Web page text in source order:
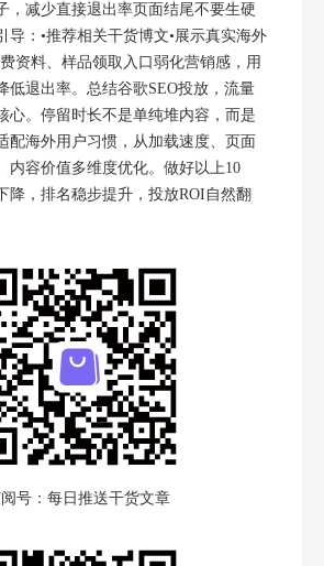
，减少直接退出率页面结尾不要生硬
导：•推荐相关干货博文•展示真实海外
资料、样品领取入口弱化营销感，用
低退出率。总结谷歌SEO投放，流量
心。停留时长不是单纯堆内容，而是
配海外用户习惯，从加载速度、页面
内容价值多维度优化。做好以上10
降，排名稳步提升，投放ROI自然翻
号：每日推送干货文章